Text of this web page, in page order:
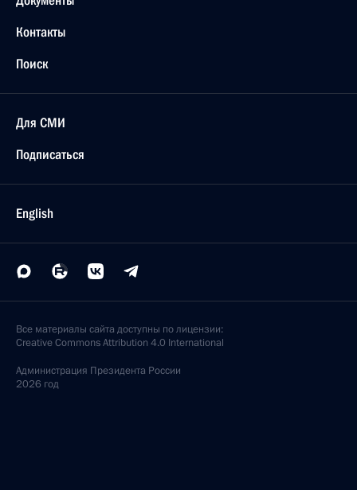
Контакты
Поиск
Для СМИ
Подписаться
English
Все материалы сайта доступны по лицензии:
Creative Commons Attribution 4.0 International
Администрация Президента России
2026 год